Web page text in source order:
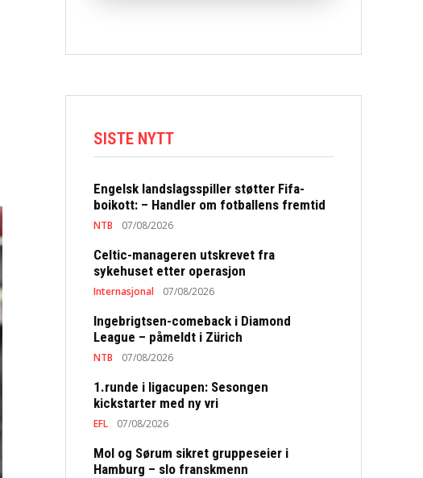
SISTE NYTT
Engelsk landslagsspiller støtter Fifa-
boikott: – Handler om fotballens fremtid
NTB 07/08/2026
Celtic-manageren utskrevet fra
sykehuset etter operasjon
Internasjonal 07/08/2026
Ingebrigtsen-comeback i Diamond
League – påmeldt i Zürich
NTB 07/08/2026
1.runde i ligacupen: Sesongen
kickstarter med ny vri
EFL 07/08/2026
Mol og Sørum sikret gruppeseier i
Hamburg – slo franskmenn